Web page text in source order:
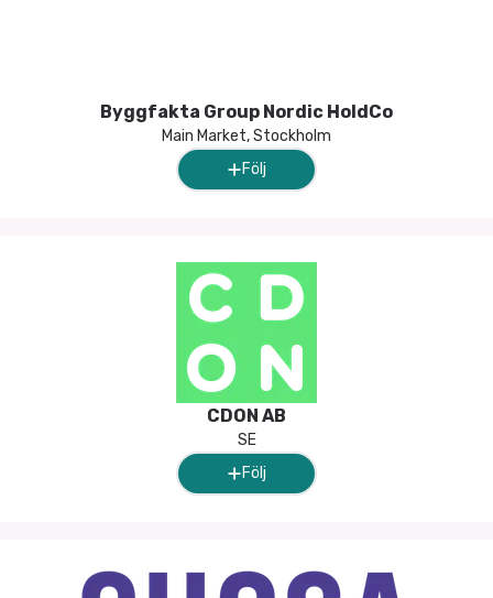
Byggfakta Group Nordic HoldCo
Main Market, Stockholm
Följ
CDON AB
SE
Följ